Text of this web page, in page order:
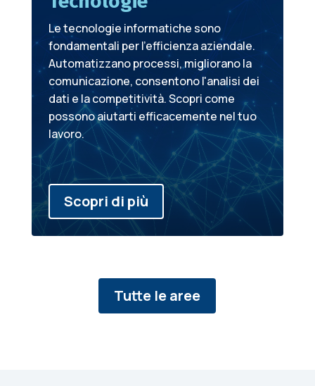
Le tecnologie informatiche sono
fondamentali per l'efficienza aziendale.
Automatizzano processi, migliorano la
comunicazione, consentono l'analisi dei
dati e la competitività. Scopri come
possono aiutarti efficacemente nel tuo
lavoro.
Scopri di più
Tutte le aree